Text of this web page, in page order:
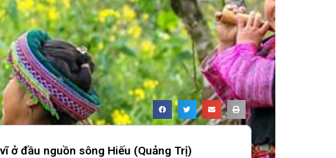
ở đầu nguồn sông Hiếu (Quảng Trị)